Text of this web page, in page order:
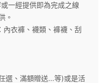
一經提供即為完成之線
。
衣褲、襪類、褲襪、刮
選、滿額贈送...等)或是活